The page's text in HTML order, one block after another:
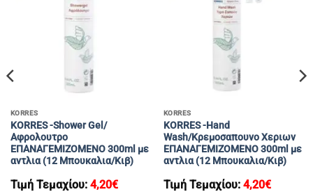
KORRES
KORRES -Shοwer Gel/
Αφρολουτρο
ΕΠΑΝΑΓΕΜΙΖΟΜΕΝΟ 300ml με
αντλια (12 Μπουκαλια/Κιβ)
Τιμή Τεμαχίου: 4,20€
KORRES
KORRES -Hand
Wash/Kρεμοσαπουνο Χεριων
ΕΠΑΝΑΓΕΜΙΖΟΜΕΝΟ 300ml με
αντλια (12 Μπουκαλια/Κιβ)
Τιμή Τεμαχίου: 4,20€